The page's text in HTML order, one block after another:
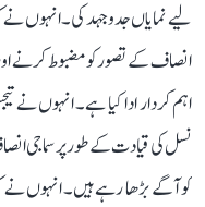
لیے نمایاں جدوجہد کی۔ انہوں نے
انصاف کے تصور کو مضبوط کرنے اور
اہم کردار ادا کیا ہے۔ انہوں نے
نسل کی قیادت کے طور پر سماجی
کو آگے بڑھا رہے ہیں۔ انہوں